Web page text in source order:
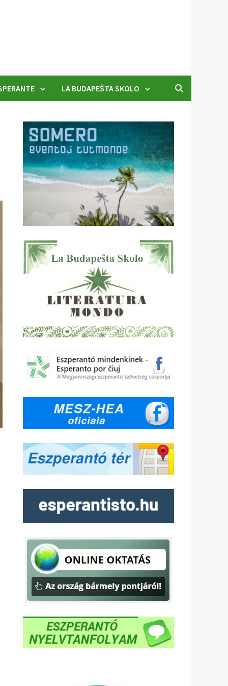
LA BUDAPEŜTA SKOLO